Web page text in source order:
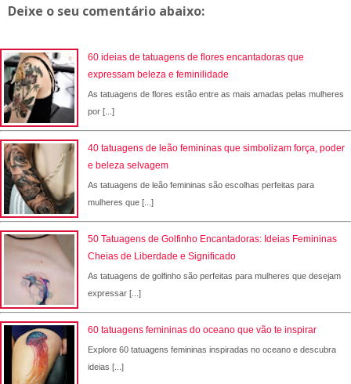
Deixe o seu comentário abaixo:
60 ideias de tatuagens de flores encantadoras que
expressam beleza e feminilidade
As tatuagens de flores estão entre as mais amadas pelas mulheres
por [...]
40 tatuagens de leão femininas que simbolizam força, poder
e beleza selvagem
As tatuagens de leão femininas são escolhas perfeitas para
mulheres que [...]
50 Tatuagens de Golfinho Encantadoras: Ideias Femininas
Cheias de Liberdade e Significado
As tatuagens de golfinho são perfeitas para mulheres que desejam
expressar [...]
60 tatuagens femininas do oceano que vão te inspirar
Explore 60 tatuagens femininas inspiradas no oceano e descubra
ideias [...]